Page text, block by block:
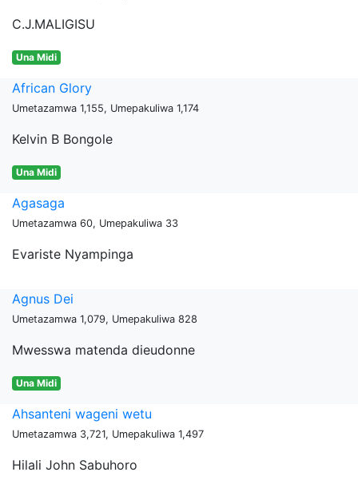
C.J.MALIGISU
Una Midi
African Glory
Umetazamwa 1,155, Umepakuliwa 1,174
Kelvin B Bongole
Una Midi
Agasaga
Umetazamwa 60, Umepakuliwa 33
Evariste Nyampinga
Agnus Dei
Umetazamwa 1,079, Umepakuliwa 828
Mwesswa matenda dieudonne
Una Midi
Ahsanteni wageni wetu
Umetazamwa 3,721, Umepakuliwa 1,497
Hilali John Sabuhoro